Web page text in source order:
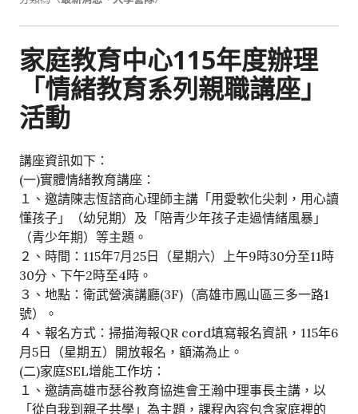
家庭教育中心115年度辦理
「情緒教育系列親職講座」
活動
講座資訊如下：
(一)實體情緒教育講座：
１、邀請陳志恆諮商心理師主講「用愛軟化尖刺，用心讀
懂孩子」（幼兒期）及「陪青少年孩子走過情緒風暴」
（青少年期）等主題。
２、時間：115年7月25日（星期六）上午9時30分至11時
30分、下午2時至4時。
３、地點：衛武營演講廳(3F)（高雄市鳳山區三多一路1
號）。
４、報名方式：掃描海報QR cord填寫報名資訊，115年6
月5日（星期五）開放報名，額滿為止。
(二)家庭SEL增能工作坊：
１、邀請高雄市瑟谷教育協進會王瀚中理事長主講，以
「從自我到親子共學」為主題，課程內容包含家庭裡的